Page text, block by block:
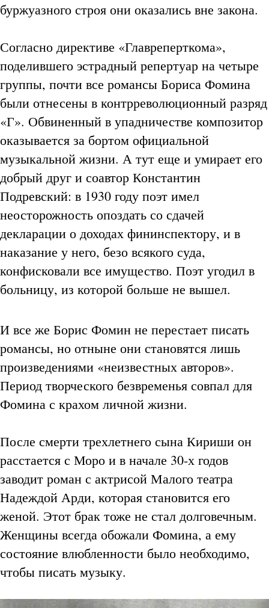
буржуазного строя они оказались вне закона.
Согласно директиве «Главреперткома»,
поделившего эстрадный репертуар на четыре
группы, почти все романсы Бориса Фомина
были отнесены в контрреволюционный разряд
«Г». Обвиненный в упадничестве композитор
оказывается за бортом официальной
музыкальной жизни. А тут еще и умирает его
добрый друг и соавтор Константин
Подревский: в 1930 году поэт имел
неосторожность опоздать со сдачей
декларации о доходах фининспектору, и в
наказание у него, безо всякого суда,
конфисковали все имущество. Поэт угодил в
больницу, из которой больше не вышел.
И все же Борис Фомин не перестает писать
романсы, но отныне они становятся лишь
произведениями «неизвестных авторов».
Период творческого безвременья совпал для
Фомина с крахом личной жизни.
После смерти трехлетнего сына Кириши он
расстается с Моро и в начале 30-х годов
заводит роман с актрисой Малого театра
Надеждой Арди, которая становится его
женой. Этот брак тоже не стал долговечным.
Женщины всегда обожали Фомина, а ему
состояние влюбленности было необходимо,
чтобы писать музыку.